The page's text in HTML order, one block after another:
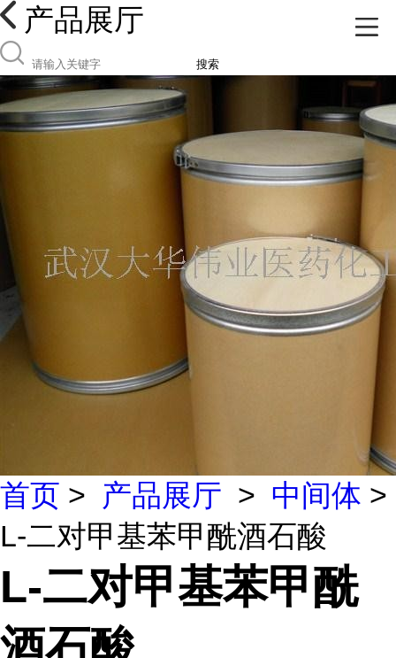
产品展厅
搜索
首页 > 产品展厅 > 中间体 >
L-二对甲基苯甲酰酒石酸
L-二对甲基苯甲酰
酒石酸